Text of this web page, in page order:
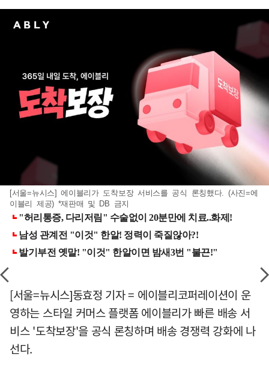
[서울=뉴시스] 에이블리가 도착보장 서비스를 공식 론칭했다. (사진=에
이블리 제공) *재판매 및 DB 금지
[서울=뉴시스]동효정 기자 = 에이블리코퍼레이션이 운
영하는 스타일 커머스 플랫폼 에이블리가 빠른 배송 서
비스 '도착보장'을 공식 론칭하며 배송 경쟁력 강화에 나
선다.